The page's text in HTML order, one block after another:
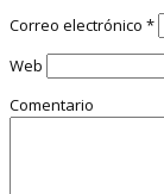
Correo electrónico *
Web
Comentario